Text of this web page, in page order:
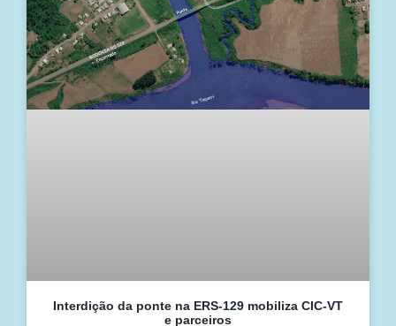
Interdição da ponte na ERS-129 mobiliza CIC-VT
e parceiros